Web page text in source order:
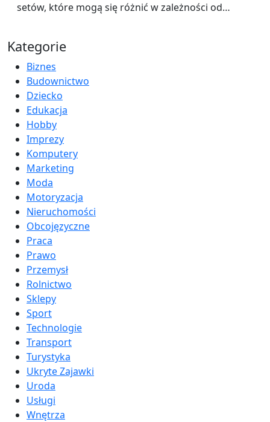
setów, które mogą się różnić w zależności od…
Kategorie
Biznes
Budownictwo
Dziecko
Edukacja
Hobby
Imprezy
Komputery
Marketing
Moda
Motoryzacja
Nieruchomości
Obcojęzyczne
Praca
Prawo
Przemysł
Rolnictwo
Sklepy
Sport
Technologie
Transport
Turystyka
Ukryte Zajawki
Uroda
Usługi
Wnętrza